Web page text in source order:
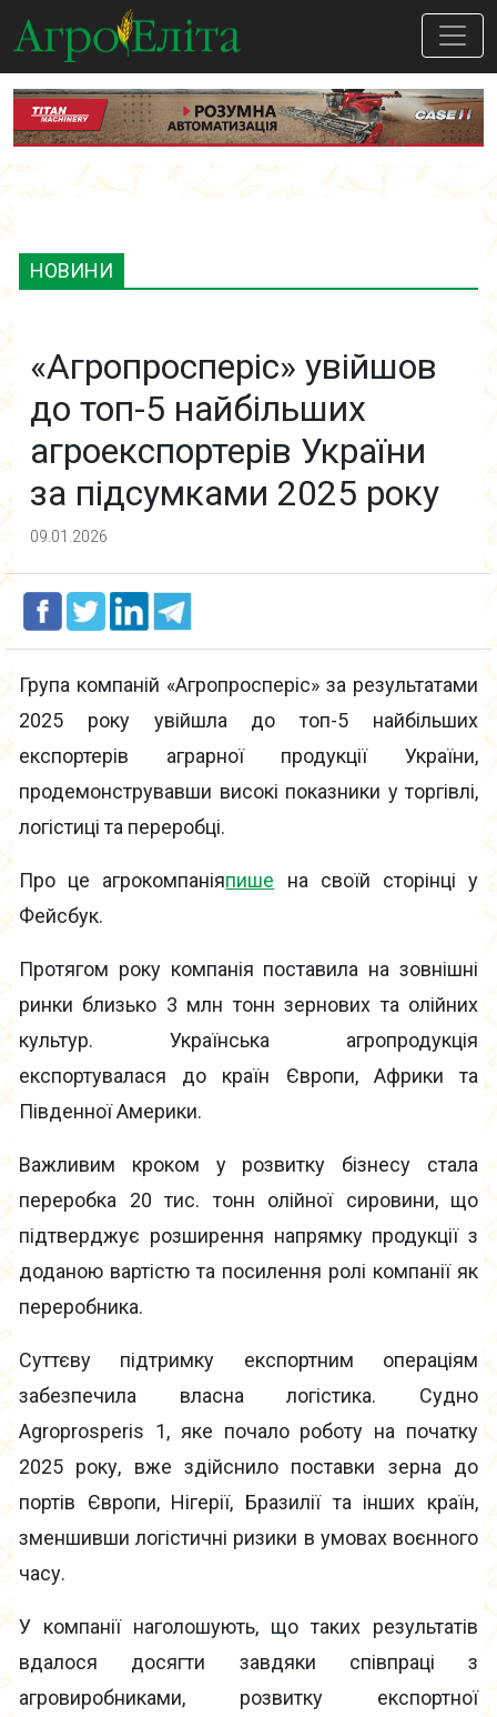
НОВИНИ
«Агропросперіс» увійшов
до топ-5 найбільших
агроекспортерів України
за підсумками 2025 року
09.01.2026
Група компаній «Агропросперіс» за результатами
2025 року увійшла до топ-5 найбільших
експортерів аграрної продукції України,
продемонструвавши високі показники у торгівлі,
логістиці та переробці.
Про це агрокомпаніяпише на своїй сторінці у
Фейсбук.
Протягом року компанія поставила на зовнішні
ринки близько 3 млн тонн зернових та олійних
культур. Українська агропродукція
експортувалася до країн Європи, Африки та
Південної Америки.
Важливим кроком у розвитку бізнесу стала
переробка 20 тис. тонн олійної сировини, що
підтверджує розширення напрямку продукції з
доданою вартістю та посилення ролі компанії як
переробника.
Суттєву підтримку експортним операціям
забезпечила власна логістика. Судно
Agroprosperis 1, яке почало роботу на початку
2025 року, вже здійснило поставки зерна до
портів Європи, Нігерії, Бразилії та інших країн,
зменшивши логістичні ризики в умовах воєнного
часу.
У компанії наголошують, що таких результатів
вдалося досягти завдяки співпраці з
агровиробниками, розвитку експортної